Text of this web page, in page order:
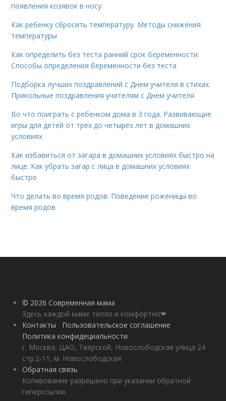
появления козявок в носу
Как ребенку сбросить температуру. Методы снижения
температуры
Как определить без теста ранний срок беременности.
Способы определения беременности без теста
Подборка лучших поздравлений с Днем учителя в стихах.
Прикольные поздравления учителям с Днем учителя
Во что поиграть с ребенком дома в 3 года. Развивающие
игры для детей от трёх до четырёх лет в домашних
условиях
Как избавиться от загара в домашних условиях быстро на
лице. Как убрать загар с лица в домашних условиях
быстро
Что делать во время родов. Поведение роженицы во
время родов
© 2026 Современная мама
Здесь каждой маме тепло и комфортно❤
Контакты
Пользовательское соглашение
Политика конфидециальности
г. Москва, ЦАО, Тверской, Новослободская улица 24
стр.2-11, м. Новослободская
Обратная связь
Копирование разрешено при указании обратной
гиперссылки.